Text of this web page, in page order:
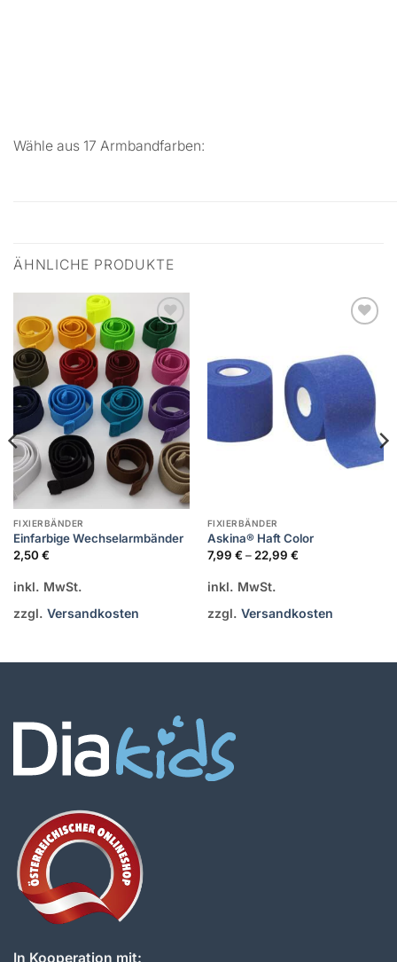
Wähle aus 17 Armbandfarben:
ÄHNLICHE PRODUKTE
Zur
Wunschliste
hinzufügen
FIXIERBÄNDER
Einfarbige Wechselarmbänder
2,50 €
inkl. MwSt.
zzgl. Versandkosten
hinzufügen
FIXIERBÄNDER
Askina® Haft Color
7,99 €– 22,99 €
inkl. MwSt.
zzgl. Versandkosten
In Kooperation mit: